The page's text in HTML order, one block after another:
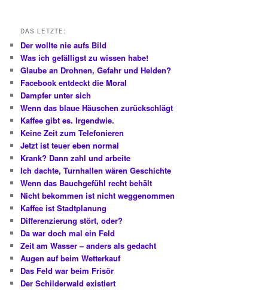
DAS LETZTE:
Der wollte nie aufs Bild
Was ich gefälligst zu wissen habe!
Glaube an Drohnen, Gefahr und Helden?
Facebook entdeckt die Moral
Dampfer unter sich
Wenn das blaue Häuschen zurückschlägt
Kaffee gibt es. Irgendwie.
Keine Zeit zum Telefonieren
Jetzt ist teuer eben normal
Krank? Dann zahl und arbeite
Ich dachte, Turnhallen wären Geschichte
Wenn das Bauchgefühl recht behält
Nicht bekommen ist nicht weggenommen
Kaffee ist Stadtplanung
Differenzierung stört, oder?
Da war doch mal ein Feld
Zeit am Wasser – anders als gedacht
Augen auf beim Wetterkauf
Das Feld war beim Frisör
Der Schilderwald existiert